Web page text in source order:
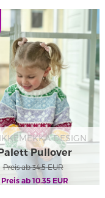
DESIGN
Pullover
Preis ab 34.5EUR
Preis ab 10.35EUR